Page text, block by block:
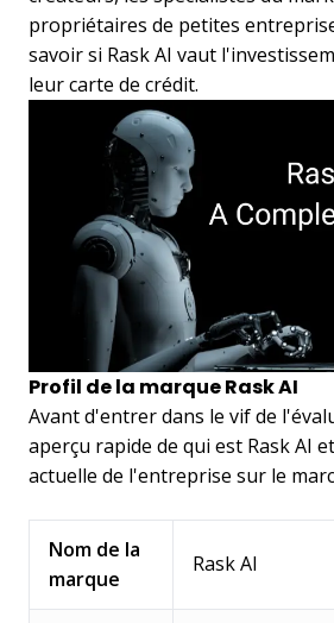
propriétaires de petites
savoir si Rask AI vaut
leur carte de crédit.
Profil de la marque Rask AI
Avant d'entrer dans le vif de
aperçu rapide de qui est Rask AI
actuelle de l'entreprise sur le
Nom de la
marque
Rask AI